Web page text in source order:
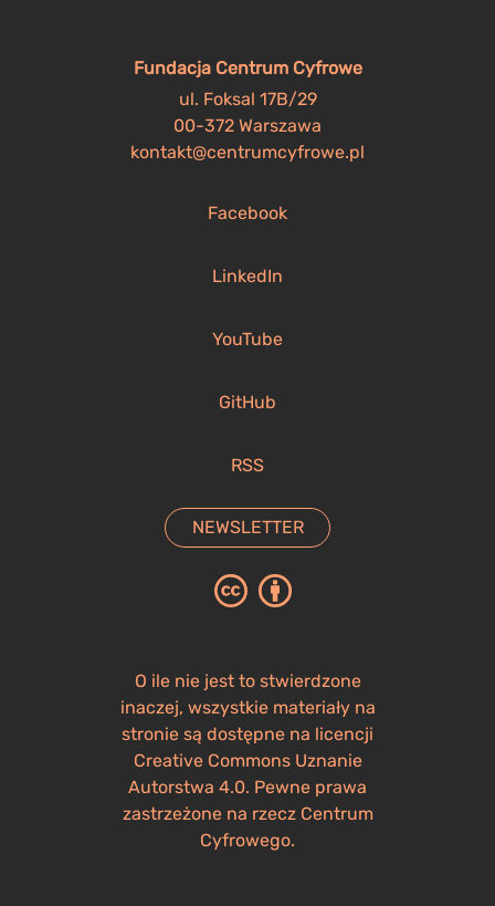
Fundacja Centrum Cyfrowe
ul. Foksal 17B/29
00-372 Warszawa
kontakt@centrumcyfrowe.pl
Facebook
LinkedIn
YouTube
GitHub
RSS
NEWSLETTER
O ile nie jest to stwierdzone
inaczej, wszystkie materiały na
stronie są dostępne na licencji
Creative Commons Uznanie
Autorstwa 4.0. Pewne prawa
zastrzeżone na rzecz Centrum
Cyfrowego.